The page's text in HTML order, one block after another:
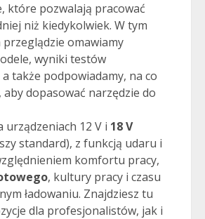
które pozwalają pracować
niż kiedykolwiek. W tym
omawiamy
wyniki testów
także podpowiadamy, na co
aby dopasować narzędzie do
urządzeniach 12 V i 18 V
standard), z funkcją udaru i
komfortu pracy,
, kultury pracy i czasu
ładowaniu. Znajdziesz tu
dla profesjonalistów, jak i